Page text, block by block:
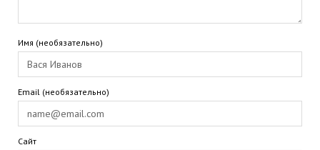
Имя (необязательно)
Email (необязательно)
Сайт